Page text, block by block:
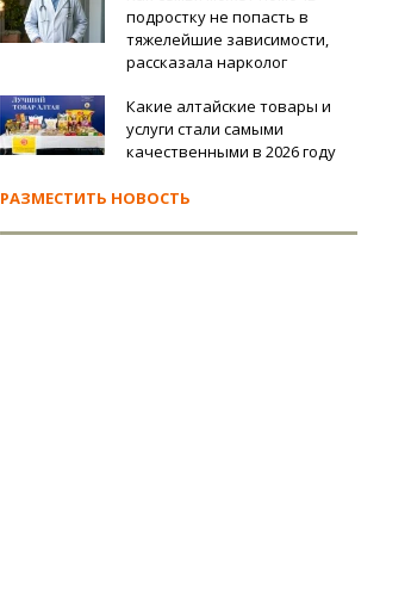
подростку не попасть в
тяжелейшие зависимости,
рассказала нарколог
Какие алтайские товары и
услуги стали самыми
качественными в 2026 году
РАЗМЕСТИТЬ НОВОСТЬ